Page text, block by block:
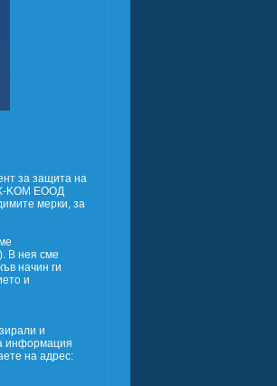
за защита на
KOM EООД
мерки, за
В нея сме
начин ги
и
и
информация
на адрес: